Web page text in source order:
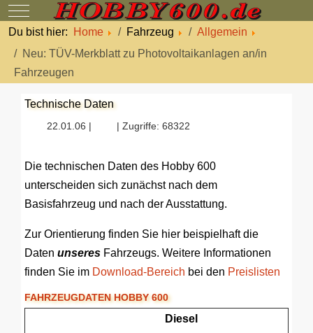
Mobile Menu Toggle
Du bist hier:
Home Fahrzeug
Allgemein
Neu: TÜV-Merkblatt zu Photovoltaikanlagen an/in
Fahrzeugen
Technische Daten
22.01.06 | | Zugriffe: 68322
Die technischen Daten des Hobby 600
unterscheiden sich zunächst nach dem
Basisfahrzeug und nach der Ausstattung.
Zur Orientierung finden Sie hier beispielhaft die
Daten unseres Fahrzeugs. Weitere Informationen
finden Sie im Download-Bereich bei den Preislisten
FAHRZEUGDATEN HOBBY 600
Diesel